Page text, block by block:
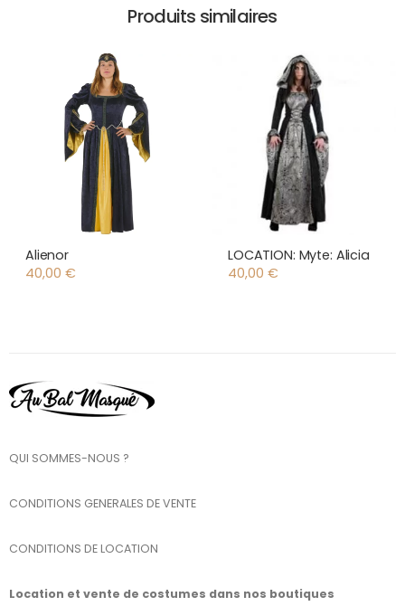
Produits similaires
Alienor
40,00 €
LOCATION: Myte: Alicia
40,00 €
QUI SOMMES-NOUS ?
CONDITIONS GENERALES DE VENTE
CONDITIONS DE LOCATION
Location et vente de costumes dans nos boutiques